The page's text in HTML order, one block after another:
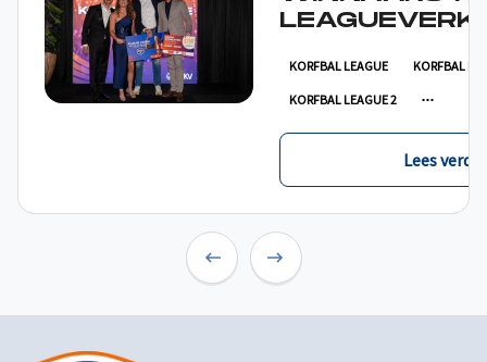
KORFBAL LEAGUE KORFBAL
KORFBAL LEAGUE 2
Lees verder